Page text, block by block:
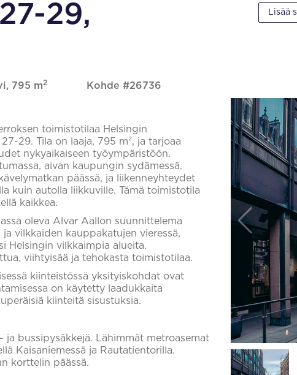
29,
795 m2 Kohde #26736
Lisää
toimistotilaa Helsingin
29. Tila on laaja, 795 m², ja tarjoaa
nykyaikaiseen työympäristöön.
aivan kaupungin sydämessä.
päässä, ja liikenneyhteydet
kuin autolla liikkuville. Tämä toimistotila
kaikkea.
oleva Alvar Aallon suunnittelema
vilkkaiden kauppakatujen vieressä,
Helsingin vilkkaimpia alueita.
viihtyisää ja tehokasta toimistotilaa.
kiinteistössä yksityiskohdat ovat
on käytetty laadukkaita
kiinteitä sisustuksia.
ja bussipysäkkejä. Lähimmät metroasemat
Kaisaniemessä ja Rautatientorilla.
korttelin päässä.